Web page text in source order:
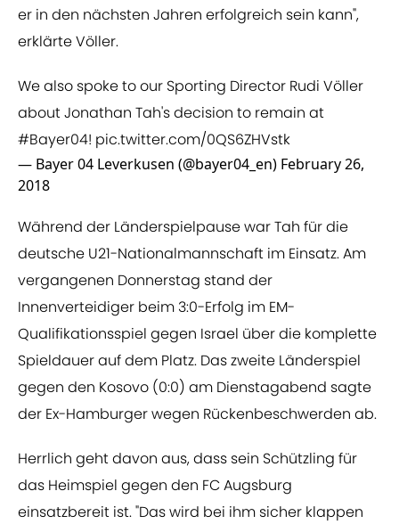
er in den nächsten Jahren erfolgreich sein kann",
erklärte Völler.
We also spoke to our Sporting Director Rudi Völler
about Jonathan Tah's decision to remain at
#Bayer04! pic.twitter.com/0QS6ZHVstk
— Bayer 04 Leverkusen (@bayer04_en) February 26,
2018
Während der Länderspielpause war Tah für die
deutsche U21-Nationalmannschaft im Einsatz. Am
vergangenen Donnerstag stand der
Innenverteidiger beim 3:0-Erfolg im EM-
Qualifikationsspiel gegen Israel über die komplette
Spieldauer auf dem Platz. Das zweite Länderspiel
gegen den Kosovo (0:0) am Dienstagabend sagte
der Ex-Hamburger wegen Rückenbeschwerden ab.
Herrlich geht davon aus, dass sein Schützling für
das Heimspiel gegen den FC Augsburg
einsatzbereit ist. "Das wird bei ihm sicher klappen